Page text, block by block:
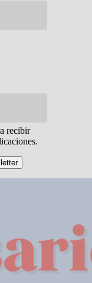
recibir